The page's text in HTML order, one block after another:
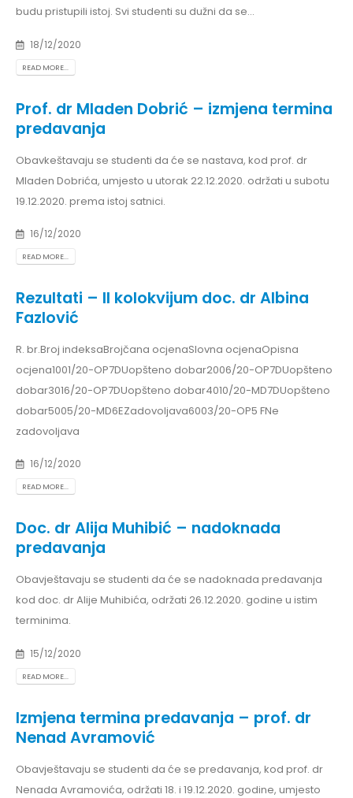
budu pristupili istoj. Svi studenti su dužni da se...
18/12/2020
READ MORE...
Prof. dr Mladen Dobrić – izmjena termina
predavanja
Obavkeštavaju se studenti da će se nastava, kod prof. dr
Mladen Dobrića, umjesto u utorak 22.12.2020. održati u subotu
19.12.2020. prema istoj satnici.
16/12/2020
READ MORE...
Rezultati – II kolokvijum doc. dr Albina
Fazlović
R. br.Broj indeksaBrojčana ocjenaSlovna ocjenaOpisna
ocjena1001/20-OP7DUopšteno dobar2006/20-OP7DUopšteno
dobar3016/20-OP7DUopšteno dobar4010/20-MD7DUopšteno
dobar5005/20-MD6EZadovoljava6003/20-OP5 FNe
zadovoljava
16/12/2020
READ MORE...
Doc. dr Alija Muhibić – nadoknada
predavanja
Obavještavaju se studenti da će se nadoknada predavanja
kod doc. dr Alije Muhibića, održati 26.12.2020. godine u istim
terminima.
15/12/2020
READ MORE...
Izmjena termina predavanja – prof. dr
Nenad Avramović
Obavještavaju se studenti da će se predavanja, kod prof. dr
Nenada Avramovića, održati 18. i 19.12.2020. godine, umjesto